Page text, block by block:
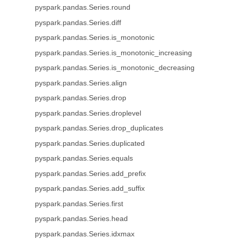
pyspark.pandas.Series.round
pyspark.pandas.Series.diff
pyspark.pandas.Series.is_monotonic
pyspark.pandas.Series.is_monotonic_increasing
pyspark.pandas.Series.is_monotonic_decreasing
pyspark.pandas.Series.align
pyspark.pandas.Series.drop
pyspark.pandas.Series.droplevel
pyspark.pandas.Series.drop_duplicates
pyspark.pandas.Series.duplicated
pyspark.pandas.Series.equals
pyspark.pandas.Series.add_prefix
pyspark.pandas.Series.add_suffix
pyspark.pandas.Series.first
pyspark.pandas.Series.head
pyspark.pandas.Series.idxmax